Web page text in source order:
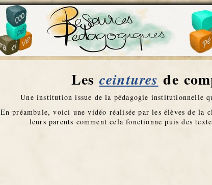
Les ceintures de
Une institution issue de la pédagogie institutionnelle
En préambule, voici une vidéo réalisée par les élèves de la
leurs parents comment cela fonctionne puis des